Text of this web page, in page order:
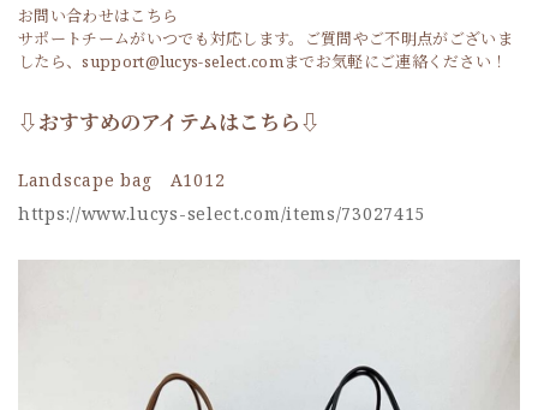
お問い合わせはこちら
サポートチームがいつでも対応します。ご質問やご不明点がございま
したら、support@lucys-select.comまでお気軽にご連絡ください！
⇩おすすめのアイテムはこちら⇩
Landscape bag A1012
https://www.lucys-select.com/items/73027415